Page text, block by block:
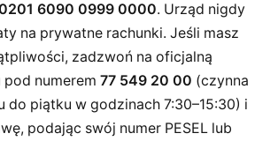
6090 0999 0000. Urząd nigdy
na prywatne rachunki. Jeśli masz
zadzwoń na oficjalną
numerem 77 549 20 00 (czynna
do piątku w godzinach 7:30–15:30) i
podając swój numer PESEL lub